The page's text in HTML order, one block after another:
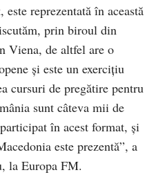
reprezentată în această
prin biroul din
Viena, de altfel are o
şi este un exerciţiu
cursuri de pregătire pentru
sunt câteva mii de
în acest format, şi
este prezentă”, a
la Europa FM.